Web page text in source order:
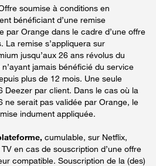
soumise à conditions en
bénéficiant d’une remise
par Orange dans le cadre d’une offre
La remise s’appliquera sur
jusqu’aux 26 ans révolus du
jamais bénéficié du service
plus de 12 mois. Une seule
Deezer par client. Dans le cas où la
ne serait pas validée par Orange, le
indument appliquée.
cumulable, sur Netflix,
en cas de souscription d’une offre
compatible. Souscription de la (des)